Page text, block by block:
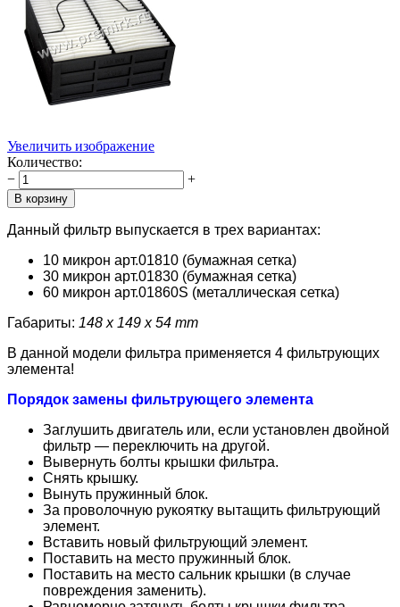
Увеличить изображение
Количество:
−
+
Данный фильтр выпускается в трех вариантах:
10 микрон арт.01810 (бумажная сетка)
30 микрон арт.01830 (бумажная сетка)
60 микрон арт.01860S (металлическая сетка)
Габариты: 148 x 149 x 54 mm
В данной модели фильтра применяется 4 фильтрующих
элемента!
Порядок замены фильтрующего элемента
Заглушить двигатель или, если установлен двойной
фильтр — переключить на другой.
Вывернуть болты крышки фильтра.
Снять крышку.
Вынуть пружинный блок.
За проволочную рукоятку вытащить фильтрующий
элемент.
Вставить новый фильтрующий элемент.
Поставить на место пружинный блок.
Поставить на место сальник крышки (в случае
повреждения заменить).